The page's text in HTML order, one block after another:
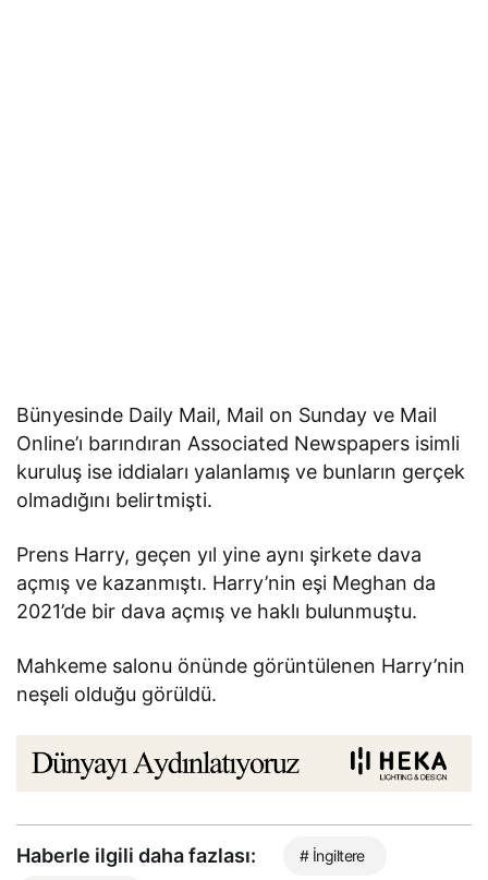
Bünyesinde Daily Mail, Mail on Sunday ve Mail
Online’ı barındıran Associated Newspapers isimli
kuruluş ise iddiaları yalanlamış ve bunların gerçek
olmadığını belirtmişti.
Prens Harry, geçen yıl yine aynı şirkete dava
açmış ve kazanmıştı. Harry’nin eşi Meghan da
2021’de bir dava açmış ve haklı bulunmuştu.
Mahkeme salonu önünde görüntülenen Harry’nin
neşeli olduğu görüldü.
Haberle ilgili daha fazlası: # İngiltere